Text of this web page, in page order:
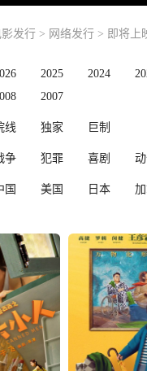
影发行 > 网络发行 > 即将上
2025 2024
2007
线 独家 巨制
争 犯罪 喜剧
国 美国 日本